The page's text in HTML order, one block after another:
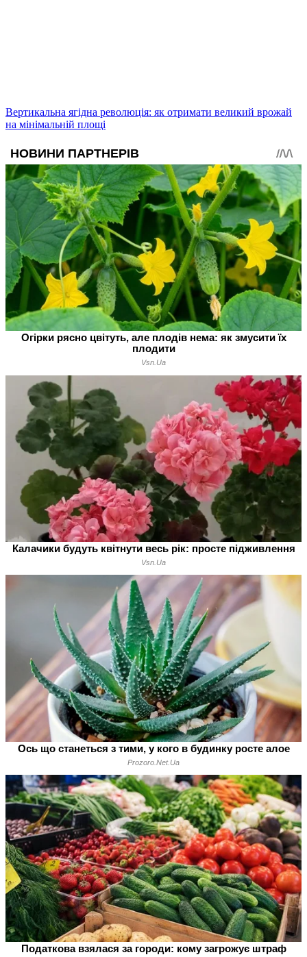
Вертикальна ягідна революція: як отримати великий врожай
на мінімальній площі